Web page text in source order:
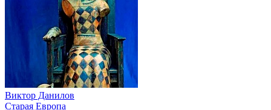
Виктор Данилов
Старая Европа